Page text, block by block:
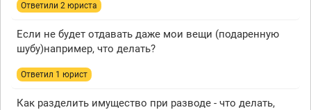
Ответили 2 юристa
Если не будет отдавать даже мои вещи (подаренную
шубу)например, что делать?
Ответил 1 юрист
Как разделить имущество при разводе - что делать,